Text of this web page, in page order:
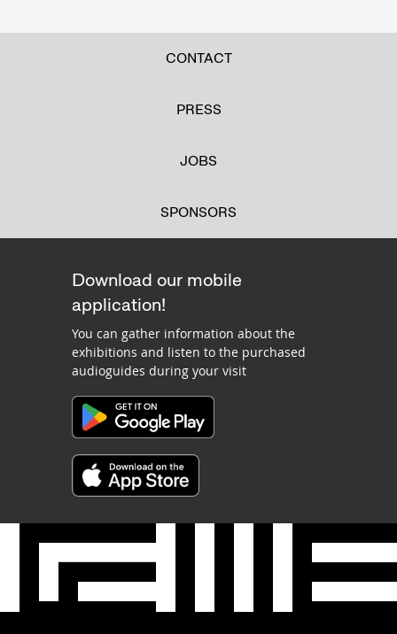
CONTACT
PRESS
JOBS
SPONSORS
Download our mobile
application!
You can gather information about the
exhibitions and listen to the purchased
audioguides during your visit